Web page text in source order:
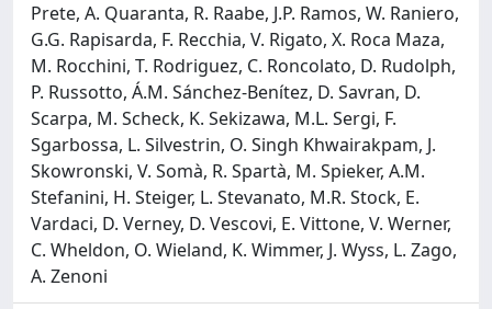
Prete, A. Quaranta, R. Raabe, J.P. Ramos, W. Raniero,
G.G. Rapisarda, F. Recchia, V. Rigato, X. Roca Maza,
M. Rocchini, T. Rodriguez, C. Roncolato, D. Rudolph,
P. Russotto, Á.M. Sánchez-Benítez, D. Savran, D.
Scarpa, M. Scheck, K. Sekizawa, M.L. Sergi, F.
Sgarbossa, L. Silvestrin, O. Singh Khwairakpam, J.
Skowronski, V. Somà, R. Spartà, M. Spieker, A.M.
Stefanini, H. Steiger, L. Stevanato, M.R. Stock, E.
Vardaci, D. Verney, D. Vescovi, E. Vittone, V. Werner,
C. Wheldon, O. Wieland, K. Wimmer, J. Wyss, L. Zago,
A. Zenoni